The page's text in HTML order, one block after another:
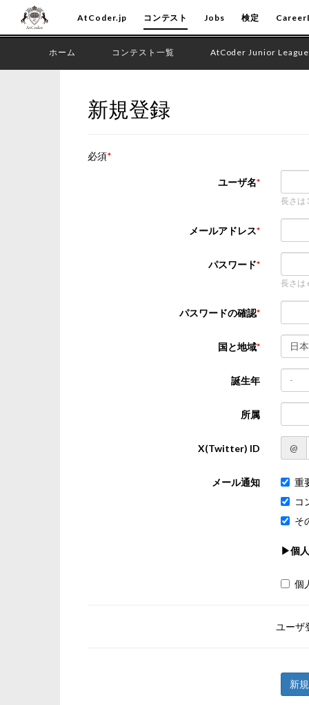
AtCoder.jp コンテスト Jobs 検定
ホーム コンテスト一覧 AtCoder Junior League
新規登録
必須
ユーザ名
長さは
メールアドレス
パスワード
長さは
パスワードの確認
国と地域 日本
誕生年 -
所属
X(Twitter) ID @
メール通知
重
コ
そ
▶個
個
ユーザ
新